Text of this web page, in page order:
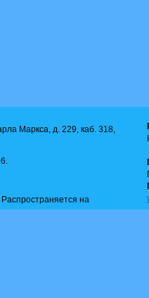
Маркса, д. 229, каб. 318,
на